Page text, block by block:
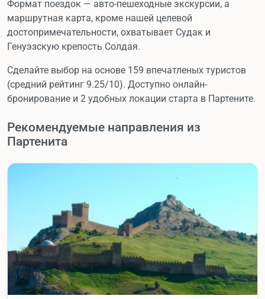
Формат поездок — авто-пешеходные экскурсии, а
маршрутная карта, кроме нашей целевой
достопримечательности, охватывает Судак и
Генуэзскую крепость Солдая.
Сделайте выбор на основе 159 впечатленых туристов
(средний рейтинг 9.25/10). Доступно онлайн-
бронирование и 2 удобных локации старта в Партените.
Рекомендуемые направления из
Партенита